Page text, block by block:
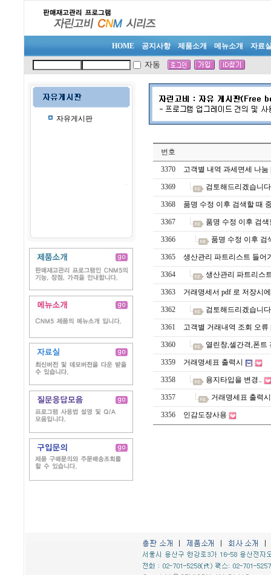
HOME 공지사항 제품소개 메뉴소개 자료
자동
자유게시판
번호
3370 고객별 내역 과세면세 나눔
3369 검토해드리겠습니
3368 품명 수정 이후 검색할 때
3367 품명 수정 이후 검
3366 품명 수정 이후 검
3365 생산관리 파트리스트 들어
3364 생산관리 파트리스
3363 거래명세서 pdf 로 저장시에
3362 검토해드리겠습니
3361 고객별 거래내역 조회 오류
3360 열린창,셀간격,폰트
3359 거래명세표 출력시
3358 용지타입을 변경..
3357 거래명세표 출력시
3356 인감도장사용